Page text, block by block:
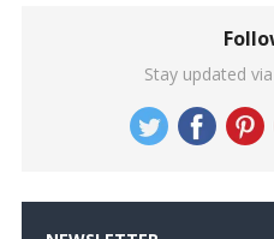
Stay updated